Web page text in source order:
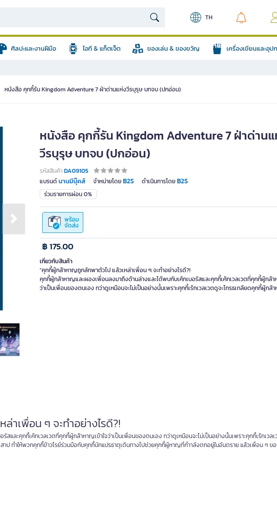
TH
ศิลปะและงานฝีมือ ไอที & แก็ตเจ็ต ของเล่น & ของขวัญ เครื่องเขียนและอุ
หนังสือ คุกกี้รัน Kingdom Adventure 7 ฝ่าด่านแห่งวีรบุรุษ บทจบ (ปกอ่อน)
Next slide
หนังสือ คุกกี้รัน Kingdom Adventure 7 ฝ่าด่าน
วีรบุรุษ บทจบ (ปกอ่อน)
รหัสสินค้าDA09105
แบรนด์นานมีบุ๊คส์ จำหน่ายโดยB2S ดำเนินการโดยB2S
ร่วมรายการผ่อน 0%
พร้อม
จัดส่ง
฿ 175.00
เกี่ยวกับสินค้า
"คุกกี้ผู้กล้าหาญถูกลักพาตัวไป แล้วเหล่าเพื่อน ๆ จะทำอย่างไรดี?!
คุกกี้ผู้กล้าหาญและผองเพื่อนลงมาถึงด้านล่างและได้พบกับเค้กเบอรัสและคุกกี้เค้กเวลเวตที่คุกกี้ผู้กล้า
ว่าเป็นเพื่อนของตนเอง ทว่าดูเหมือนจะไม่เป็นอย่างนั้นเพราะคุกกี้เร้กเวลเวตดูจะโกรธเกลียดคุกกี้ผู้กล้
เพื่อน ๆ จะทำอย่างไรดี?!
ละคุกกี้เค้กเวลเวตที่คุกกี้ผู้กล้าหาญเข้าใจว่าเป็นเพื่อนของตนเอง ทว่าดูเหมือนจะไม่เป็นอย่างนั้นเพราะคุกกี้เร้กเวล
ป ทำให้พวกคุกกี้ข้าวไรย์ร่วมมือกับคุกกี้นักแปรธาตุเดินทางไปช่วยคุกกี้ผู้หาญที่กำาลังตกอยู่ในอันตราย แล้วเพื่อน ๆ ข